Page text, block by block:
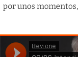
por unos